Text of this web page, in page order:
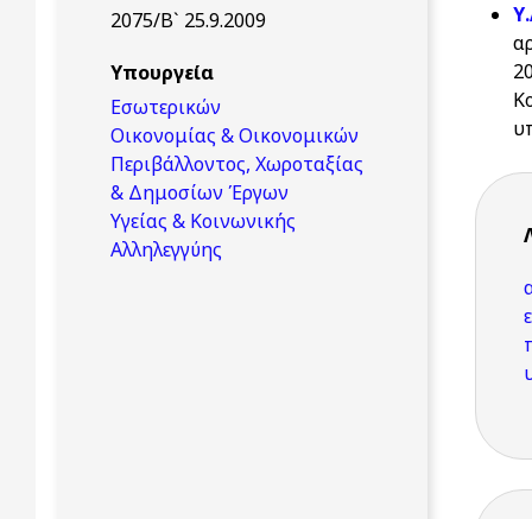
2075/Β` 25.9.2009
Υπουργεία
Εσωτερικών
Οικονομίας & Οικονομικών
Περιβάλλοντος, Χωροταξίας
& Δημοσίων Έργων
Υγείας & Κοινωνικής
Αλληλεγγύης